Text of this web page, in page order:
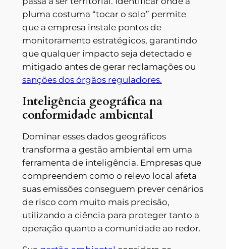
pluma costuma “tocar o solo” permite
que a empresa instale pontos de
monitoramento estratégicos, garantindo
que qualquer impacto seja detectado e
mitigado antes de gerar reclamações ou
sanções dos órgãos reguladores.
Inteligência geográfica na
conformidade ambiental
Dominar esses dados geográficos
transforma a gestão ambiental em uma
ferramenta de inteligência. Empresas que
compreendem como o relevo local afeta
suas emissões conseguem prever cenários
de risco com muito mais precisão,
utilizando a ciência para proteger tanto a
operação quanto a comunidade ao redor.